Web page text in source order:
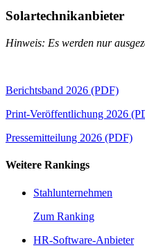
Solartechnikanbieter
Hinweis: Es werden nur
Berichtsband 2026 (PDF)
Print-Veröffentlichung 2026
Pressemitteilung 2026 (PDF)
Weitere Rankings
Stahlunternehmen
Zum Ranking
HR-Software-Anbieter